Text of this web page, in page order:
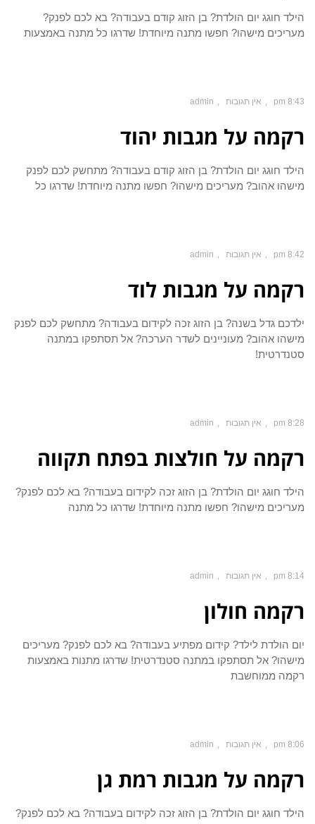
הילד חוגג יום הולדת? בן הזוג קודם בעבודה? בא לכם לפנק?
מעריכים מישהו? חפשו מתנה מיוחדת! שדרגו כל מתנה באמצעות
8:43 pm אין תגובות admin
רקמה על מגבות יהוד
הילד חוגג יום הולדת? בן הזוג קודם בעבודה? מתחשק לכם לפנק
מישהו אהוב? מעריכים מישהו? חפשו מתנה מיוחדת! שדרגו כל
8:42 pm אין תגובות admin
רקמה על מגבות לוד
ילדכם גדל בשנה? בן הזוג זכה לקידום בעבודה? מתחשק לכם לפנק
מישהו אהוב? מעוניינים לשדר הערכה? אל תסתפקו במתנה
סטנדרטית!
8:28 pm אין תגובות admin
רקמה על חולצות בפתח תקווה
הילד חוגג יום הולדת? בן הזוג זכה לקידום בעבודה? בא לכם לפנק?
מעריכים מישהו? חפשו מתנה מיוחדת! שדרגו כל מתנה
8:14 pm אין תגובות admin
רקמה חולון
יום הולדת לילד? קידום מפתיע בעבודה? בא לכם לפנק? מעריכים
מישהו? אל תסתפקו במתנה סטנדרטית! שדרגו מתנות באמצעות
רקמה ממוחשבת
8:06 pm אין תגובות admin
רקמה על מגבות רמת גן
הילד חוגג יום הולדת? בן הזוג זכה לקידום בעבודה? בא לכם לפנק?